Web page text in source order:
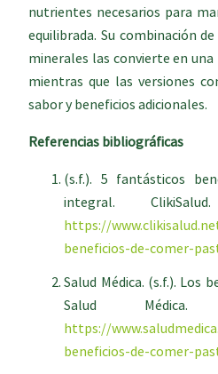
nutrientes necesarios para
equilibrada. Su combinación
minerales las convierte en
mientras que las versiones
sabor y beneficios adicionales.
Referencias bibliográficas
(s.f.). 5 fantásticos
integral.
https://
beneficios-de-comer-
Salud Médica. (s.f.). Los
Salud Médica.
https://
beneficios-de-comer-